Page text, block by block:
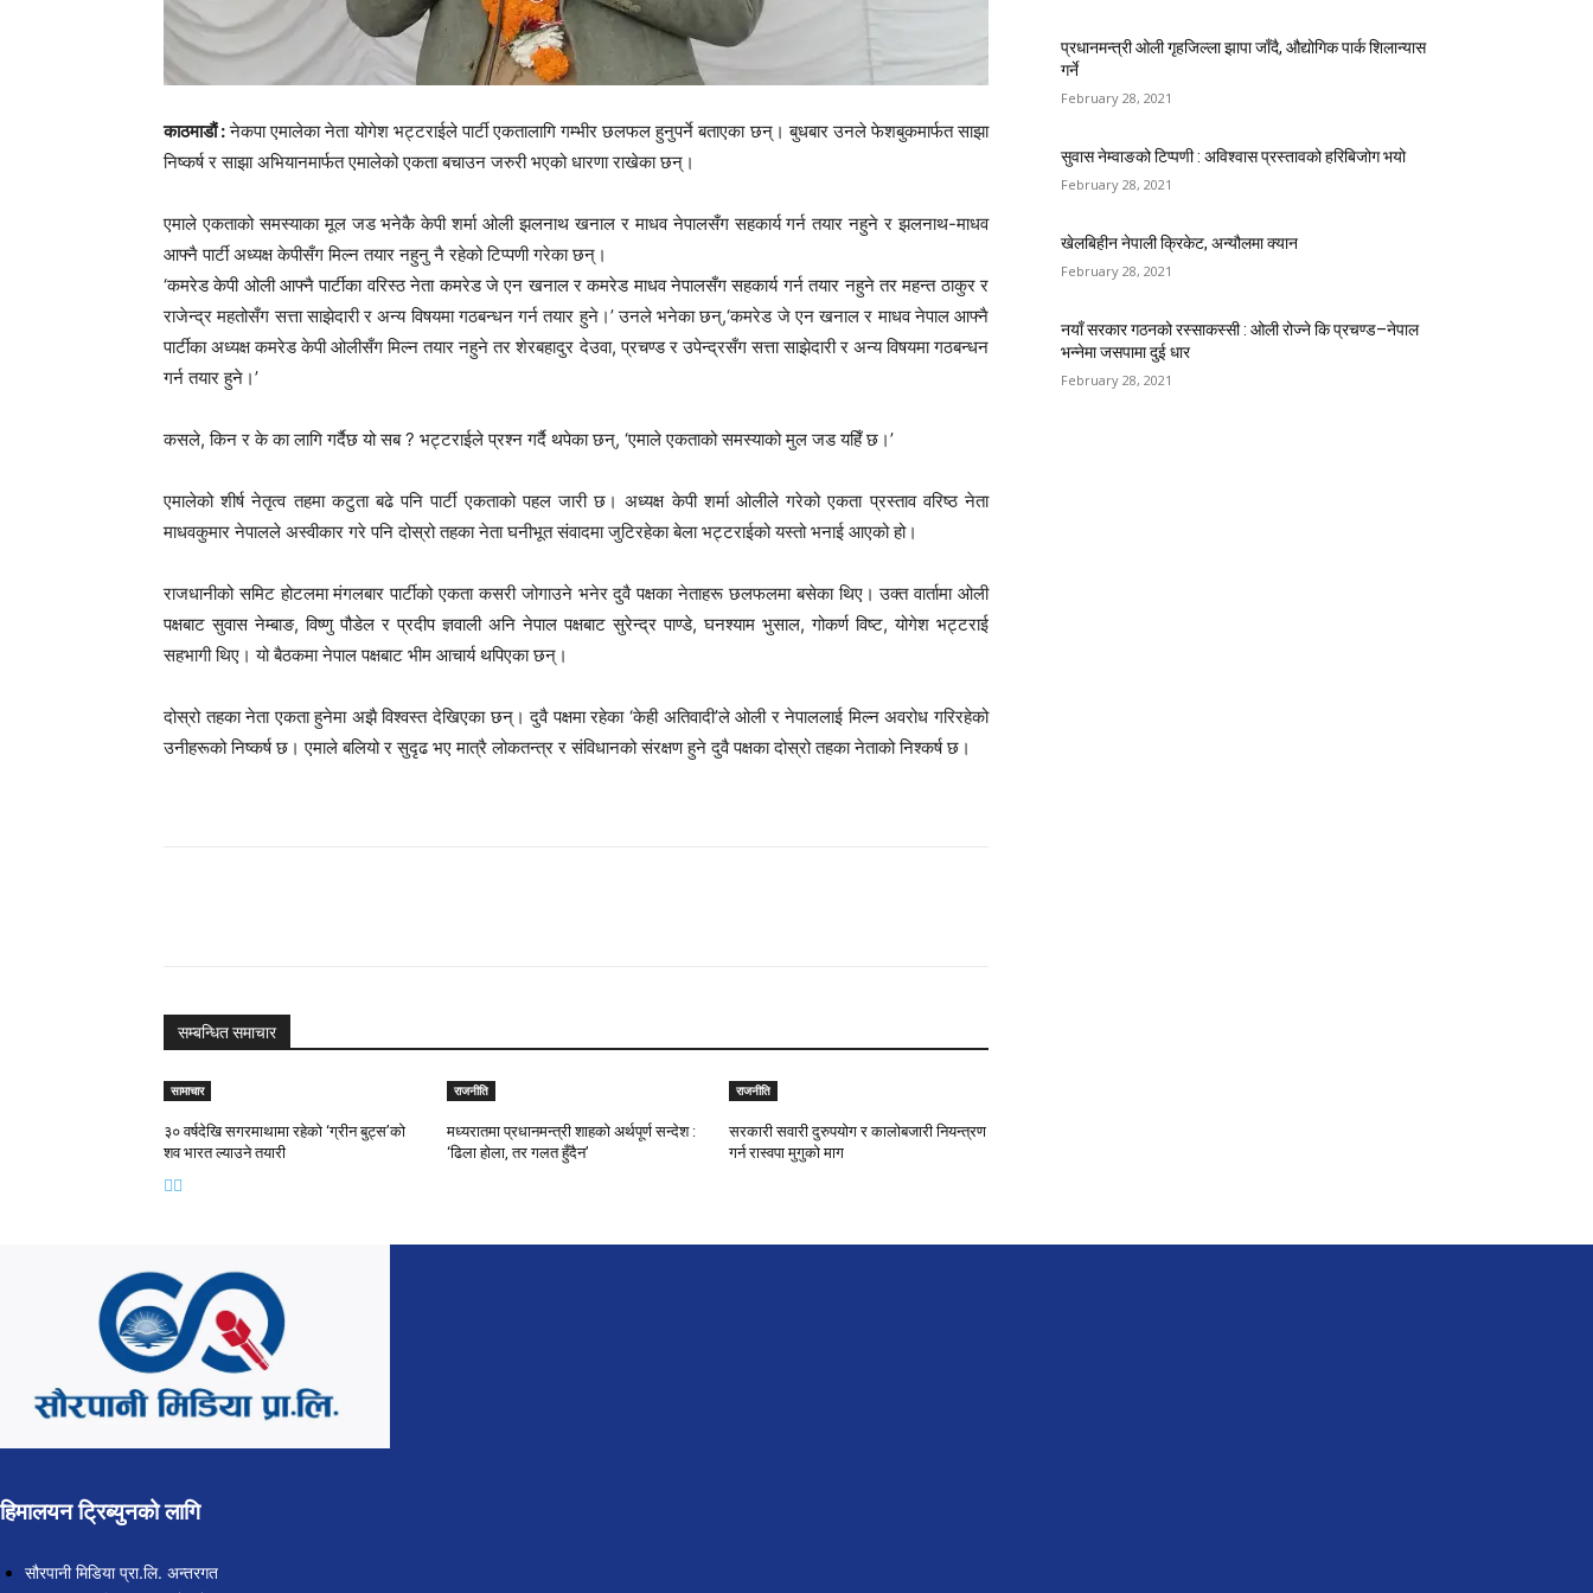
काठमाडौं :नेकपा एमालेका नेता योगेश भट्टराईले पार्टी एकतालागि गम्भीर छलफल हुनुपर्ने बताएका छन्। बुधबार उनले फेशबुकमार्फत साझा
निष्कर्ष र साझा अभियानमार्फत एमालेको एकता बचाउन जरुरी भएको धारणा राखेका छन्।
एमाले एकताको समस्याका मूल जड भनेकै केपी शर्मा ओली झलनाथ खनाल र माधव नेपालसँग सहकार्य गर्न तयार नहुने र झलनाथ-माधव
आफ्नै पार्टी अध्यक्ष केपीसँग मिल्न तयार नहुनु नै रहेको टिप्पणी गरेका छन्।
‘कमरेड केपी ओली आफ्नै पार्टीका वरिस्ठ नेता कमरेड जे एन खनाल र कमरेड माधव नेपालसँग सहकार्य गर्न तयार नहुने तर महन्त ठाकुर र
राजेन्द्र महतोसँग सत्ता साझेदारी र अन्य विषयमा गठबन्धन गर्न तयार हुने।’ उनले भनेका छन्,‘कमरेड जे एन खनाल र माधव नेपाल आफ्नै
पार्टीका अध्यक्ष कमरेड केपी ओलीसँग मिल्न तयार नहुने तर शेरबहादुर देउवा, प्रचण्ड र उपेन्द्रसँग सत्ता साझेदारी र अन्य विषयमा गठबन्धन
गर्न तयार हुने।’
कसले, किन र के का लागि गर्दैछ यो सब ? भट्टराईले प्रश्न गर्दै थपेका छन्, ‘एमाले एकताको समस्याको मुल जड यहिँ छ।’
एमालेको शीर्ष नेतृत्व तहमा कटुता बढे पनि पार्टी एकताको पहल जारी छ। अध्यक्ष केपी शर्मा ओलीले गरेको एकता प्रस्ताव वरिष्ठ नेता
माधवकुमार नेपालले अस्वीकार गरे पनि दोस्रो तहका नेता घनीभूत संवादमा जुटिरहेका बेला भट्टराईको यस्तो भनाई आएको हो।
राजधानीको समिट होटलमा मंगलबार पार्टीको एकता कसरी जोगाउने भनेर दुवै पक्षका नेताहरू छलफलमा बसेका थिए। उक्त वार्तामा ओली
पक्षबाट सुवास नेम्बाङ, विष्णु पौडेल र प्रदीप ज्ञवाली अनि नेपाल पक्षबाट सुरेन्द्र पाण्डे, घनश्याम भुसाल, गोकर्ण विष्ट, योगेश भट्टराई
सहभागी थिए। यो बैठकमा नेपाल पक्षबाट भीम आचार्य थपिएका छन्।
दोस्रो तहका नेता एकता हुनेमा अझै विश्वस्त देखिएका छन्। दुवै पक्षमा रहेका ‘केही अतिवादी’ले ओली र नेपाललाई मिल्न अवरोध गरिरहेको
उनीहरूको निष्कर्ष छ। एमाले बलियो र सुदृढ भए मात्रै लोकतन्त्र र संविधानको संरक्षण हुने दुवै पक्षका दोस्रो तहका नेताको निश्कर्ष छ।
सम्बन्धित समाचार
सामाचार
३० वर्षदेखि सगरमाथामा रहेको ‘ग्रीन बुट्स’को
शव भारत ल्याउने तयारी
राजनीति
मध्यरातमा प्रधानमन्त्री शाहको अर्थपूर्ण सन्देश :
‘ढिला होला, तर गलत हुँदैन’
राजनीति
सरकारी सवारी दुरुपयोग र कालोबजारी नियन्त्रण
गर्न रास्वपा मुगुको माग
प्रधानमन्त्री ओली गृहजिल्ला झापा जाँदै, औद्योगिक पार्क शिलान्यास
गर्ने
February 28, 2021
सुवास नेम्वाङको टिप्पणी : अविश्वास प्रस्तावको हरिबिजोग भयो
February 28, 2021
खेलबिहीन नेपाली क्रिकेट, अन्यौलमा क्यान
February 28, 2021
नयाँ सरकार गठनको रस्साकस्सी : ओली रोज्ने कि प्रचण्ड–नेपाल
भन्नेमा जसपामा दुई धार
February 28, 2021
हिमालयन ट्रिब्युनको लागि
सौरपानी मिडिया प्रा.लि. अन्तरगत